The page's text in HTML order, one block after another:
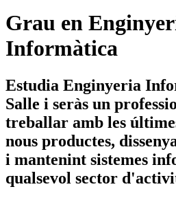
Grau en
Informàtica
Estudia Enginyeria
Salle i seràs un
treballar amb les
nous productes,
i mantenint sistemes
qualsevol sector